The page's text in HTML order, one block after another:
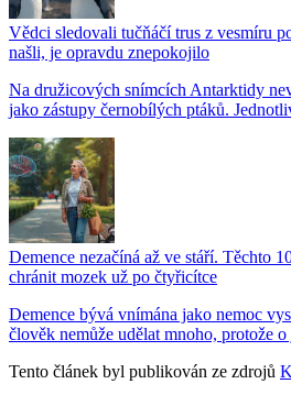
Vědci sledovali tučňáčí trus z vesmíru
našli, je opravdu znepokojilo
Na družicových snímcích Antarktidy
jako zástupy černobílých ptáků.
Demence nezačíná až ve stáří. Těchto
chránit mozek už po čtyřicítce
Demence bývá vnímána jako nemoc
člověk nemůže udělat mnoho, protože
Tento článek byl publikován ze zdrojů